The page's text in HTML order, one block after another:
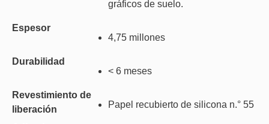
gráficos de suelo.
Espesor
4,75 millones
Durabilidad
< 6 meses
Revestimiento de
liberación
Papel recubierto de silicona n.° 55